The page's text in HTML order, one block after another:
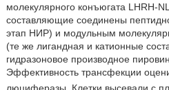
молекулярного конъюгата LHRH-
составляющие соединены
этап НИР) и модульным
(те же лигандная и катионные
гидразоновое производное
Эффективность трансфекции
люциферазы. Клетки высевали с